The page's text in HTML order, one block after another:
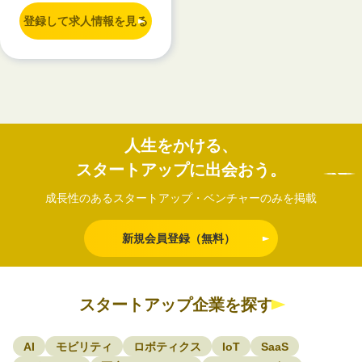
登録して求人情報を見る
人生をかける、
スタートアップに出会おう。
成長性のあるスタートアップ・ベンチャーのみを掲載
新規会員登録（無料）
スタートアップ企業を探す
AI モビリティ ロボティクス IoT
SaaS